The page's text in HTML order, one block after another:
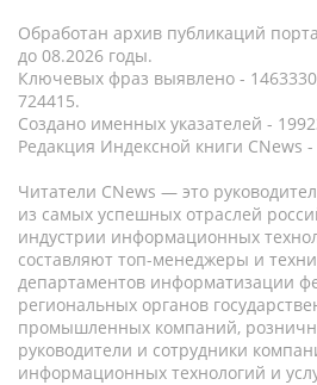
Обработан архив публикаций
до 08.2026 годы.
Ключевых фраз выявлено -
724415.
Создано именных указателей -
Редакция Индексной книги CNews -
Читатели CNews — это
из самых успешных отраслей
индустрии информационных
составляют топ-менеджеры и
департаментов информатизации
региональных органов
промышленных компаний,
руководители и сотрудники
информационных технологий и